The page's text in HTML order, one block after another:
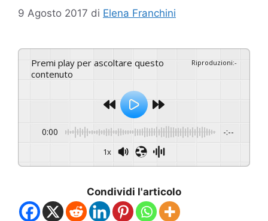
9 Agosto 2017 di Elena Franchini
Premi play per ascoltare questo
contenuto
Riproduzioni:-
0:00 -:--
1x
Condividi l'articolo